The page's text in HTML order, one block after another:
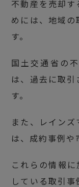
不動産を売却
めには、地域
す。
国土交通省の
は、過去に取
す。
また、レイン
は、成約事例や
これらの情報
している取引